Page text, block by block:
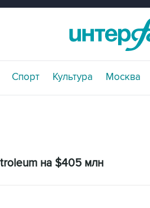
Спорт Культура Москва
на $405 млн